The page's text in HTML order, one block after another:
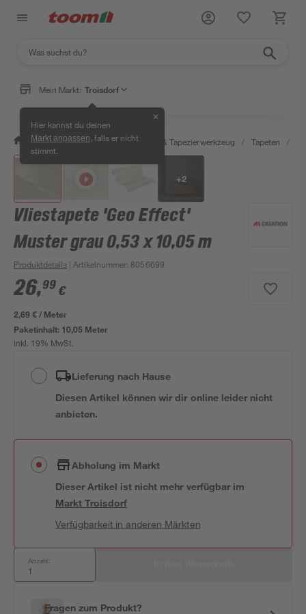
Mein Markt: Troisdorf
Hier kannst du deinen
Markt anpassen , falls er nicht
stimmt.
✕
/ Wohnen & Haushalt / Tapeten & Tapezierwerkzeug / Tapeten /
+2
Vliestapete 'Geo Effect'
Muster grau 0,53 x 10,05 m
Produktdetails | Artikelnummer: 8056699
26,99 €
2,69 € / Meter
Paketinhalt: 10,05 Meter
inkl. 19% MwSt.
Lieferung nach Hause
Diesen Artikel können wir dir online leider nicht
anbieten.
Abholung im Markt
Dieser Artikel ist nicht mehr verfügbar im
MarktTroisdorf
Verfügbarkeit in anderen Märkten
Anzahl:
Fragen zum Produkt?